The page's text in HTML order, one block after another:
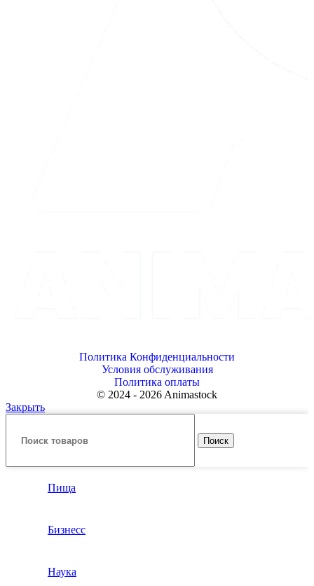
Политика Конфиденциальности
Условия обслуживания
Политика оплаты
© 2024 - 2026 Animastock
Закрыть
Поиск
Пища
Бизнесс
Наука